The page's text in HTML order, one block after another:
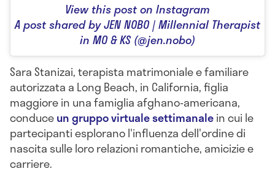
View this post on Instagram
A post shared by JEN NOBO | Millennial Therapist
in MO & KS (@jen.nobo)
Sara Stanizai, terapista matrimoniale e familiare
autorizzata a Long Beach, in California, figlia
maggiore in una famiglia afghano-americana,
conduceun gruppo virtuale settimanalein cui le
partecipanti esplorano l'influenza dell'ordine di
nascita sulle loro relazioni romantiche, amicizie e
carriere.